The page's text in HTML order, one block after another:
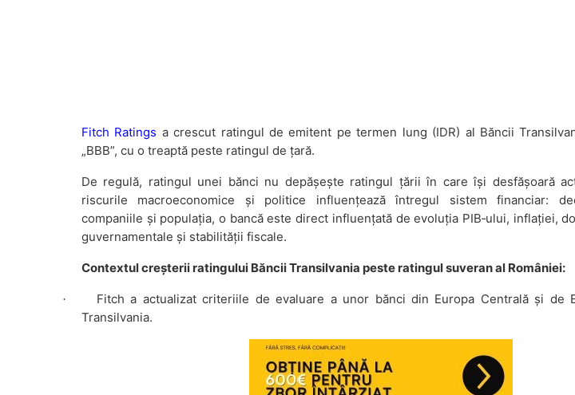
Fitch Ratings a crescut ratingul de emitent pe termen lung (IDR) al Băncii
„BBB”, cu o treaptă peste ratingul de țară.
De regulă, ratingul unei bănci nu depășește ratingul țării în care își desfășoară
riscurile macroeconomice și politice influențează întregul sistem financiar:
companiile și populația, o bancă este direct influențată de evoluția PIB‑ului, inflației,
guvernamentale și stabilității fiscale.
Contextul creșterii ratingului Băncii Transilvania peste ratingul suveran al României:
·
Fitch a actualizat criteriile de evaluare a unor bănci din Europa Centrală și de
Transilvania.